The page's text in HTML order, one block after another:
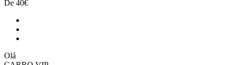
De 40€
Olá